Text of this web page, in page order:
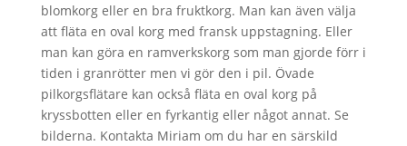
blomkorg eller en bra fruktkorg. Man kan även välja
att fläta en oval korg med fransk uppstagning. Eller
man kan göra en ramverkskorg som man gjorde förr i
tiden i granrötter men vi gör den i pil. Övade
pilkorgsflätare kan också fläta en oval korg på
kryssbotten eller en fyrkantig eller något annat. Se
bilderna. Kontakta Miriam om du har en särskild